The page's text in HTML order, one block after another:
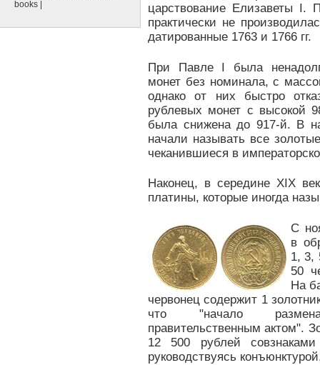
books |
царствование Елизаветы I.
практически не
датированные 1763 и 1766 гг.
При Павле I была
монет без номинала, с
однако от них быстро
рублевых монет с высокой
была снижена до 917-й. В
начали называть все
чеканившиеся в
Наконец, в середине XIX
платины, которые иногда
С
в
1, 3,
50
На
червонец содержит 1
что "начало
правительственным актом".
12 500 рублей
руководствуясь